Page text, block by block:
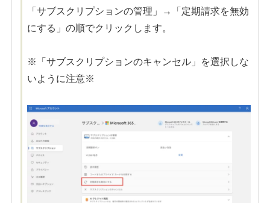
「サブスクリプションの管理」→「定期請求を無効
にする」の順でクリックします。
※「サブスクリプションのキャンセル」を選択しな
いように注意※